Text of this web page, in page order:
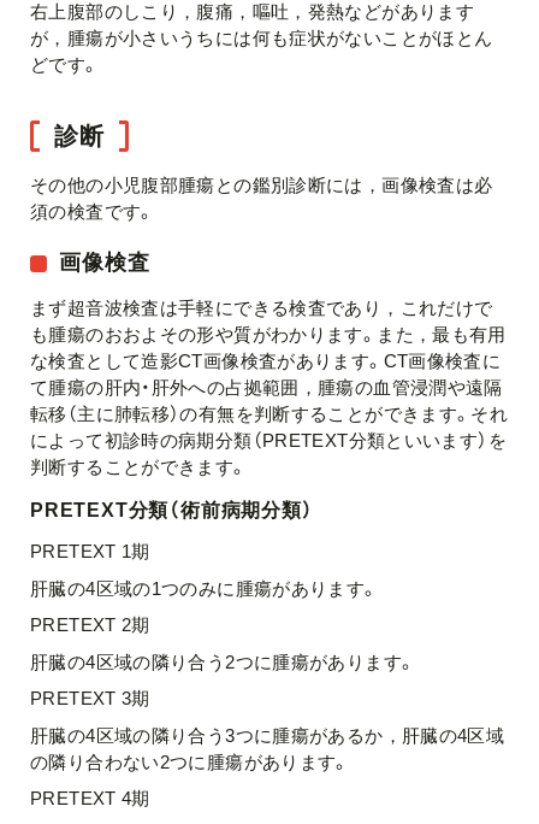
右上腹部のしこり，腹痛，嘔吐，発熱などがあります
が，腫瘍が小さいうちには何も症状がないことがほとん
どです。
診断
その他の小児腹部腫瘍との鑑別診断には，画像検査は必
須の検査です。
画像検査
まず超音波検査は手軽にできる検査であり，これだけで
も腫瘍のおおよその形や質がわかります。また，最も有用
な検査として造影CT画像検査があります。CT画像検査に
て腫瘍の肝内・肝外への占拠範囲，腫瘍の血管浸潤や遠隔
転移（主に肺転移）の有無を判断することができます。それ
によって初診時の病期分類（PRETEXT分類といいます）を
判断することができます。
PRETEXT分類（術前病期分類）
PRETEXT 1期
肝臓の4区域の1つのみに腫瘍があります。
PRETEXT 2期
肝臓の4区域の隣り合う2つに腫瘍があります。
PRETEXT 3期
肝臓の4区域の隣り合う3つに腫瘍があるか，肝臓の4区域
の隣り合わない2つに腫瘍があります。
PRETEXT 4期